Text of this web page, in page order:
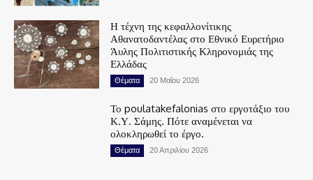
Η τέχνη της κεφαλλονίτικης
Αθανατοδαντέλας στο Εθνικό Ευρετήριο
Άυλης Πολιτιστικής Κληρονομιάς της
Ελλάδας
Θέματα 20 Μαΐου 2026
Το poulatakefalonias στο εργοτάξιο του
Κ.Υ. Σάμης. Πότε αναμένεται να
ολοκληρωθεί το έργο.
Θέματα 20 Απριλίου 2026